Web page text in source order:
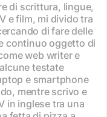
di scrittura, lingue,
e film, mi divido tra
di fare delle
continuo oggetto di
web writer e
testate
e smartphone
mentre scrivo e
in inglese tra una